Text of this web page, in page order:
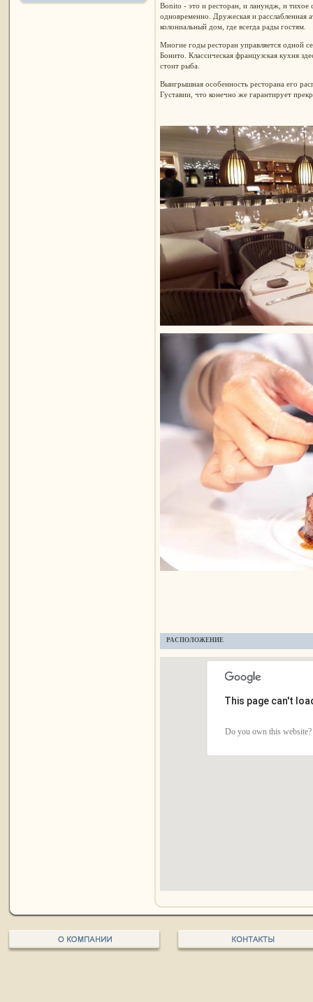
Bonito - это и ресторан, и ланундж, и тихое
одновременно. Дружеская и расслабленная
колониальный дом, где всегда рады гостям.
Многие годы ресторан управляется одной
Бонито. Классическая французская кухня
стоит рыба.
Выигрышная особенность ресторана его
Густавии, что конечно же гарантирует
РАСПОЛОЖЕНИЕ
This page can't
Do you own this website?